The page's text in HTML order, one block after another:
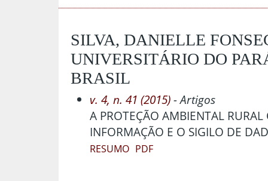
SILVA, DANIELLE
UNIVERSITÁRIO DO
BRASIL
v. 4, n. 41 (2015)- Artigos
A PROTEÇÃO AMBIENTAL
INFORMAÇÃO E O SIGILO DE
RESUMO PDF